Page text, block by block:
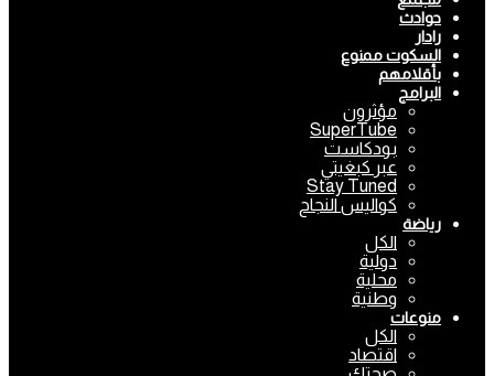
حوادث
رادار
السكوت ممنوع
بأقلامهم
البرامج
مؤثرون
SuperTube
بودكاست
عبر كبغيتي
Stay Tuned
كواليس النجاح
رياضة
الكل
دولية
محلية
وطنية
منوعات
الكل
اقتصاد